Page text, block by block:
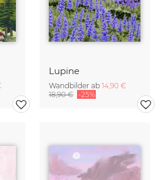
Lupine
Wandbilder ab 14,90 €
18,90 € -25%